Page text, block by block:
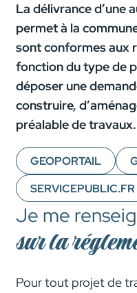
La délivrance d’une
permet à la
sont conformes aux
fonction du type de
déposer une
construire,
préalable de travaux.
GEOPORTAIL
SERVICEPUBLIC.FR
Je me
sur la
Pour tout projet de